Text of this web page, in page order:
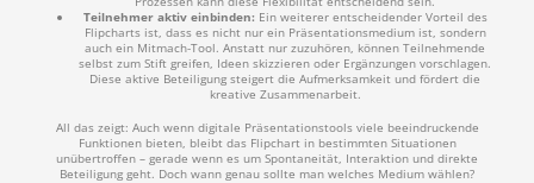
Teilnehmer aktiv einbinden: Ein weiterer entscheidender Vorteil des
Flipcharts ist, dass es nicht nur ein Präsentationsmedium ist, sondern
auch ein Mitmach-Tool. Anstatt nur zuzuhören, können Teilnehmende
selbst zum Stift greifen, Ideen skizzieren oder Ergänzungen vorschlagen.
Diese aktive Beteiligung steigert die Aufmerksamkeit und fördert die
kreative Zusammenarbeit.
All das zeigt: Auch wenn digitale Präsentationstools viele beeindruckende
Funktionen bieten, bleibt das Flipchart in bestimmten Situationen
unübertroffen – gerade wenn es um Spontaneität, Interaktion und direkte
Beteiligung geht. Doch wann genau sollte man welches Medium wählen?